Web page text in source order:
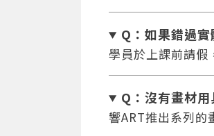
Q：如果錯過
學員於上課前請假
Q：沒有畫材
響ART推出系列的